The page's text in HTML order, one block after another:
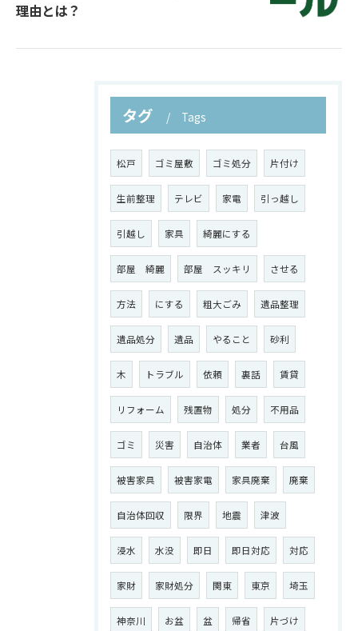
理由とは？
タグ Tags
松戸 ゴミ屋敷 ゴミ処分 片付け
生前整理 テレビ 家電 引っ越し
引越し 家具 綺麗にする
部屋 綺麗 部屋 スッキリ させる
方法 にする 粗大ごみ 遺品整理
遺品処分 遺品 やること 砂利
木 トラブル 依頼 裏話 賃貸
リフォーム 残置物 処分 不用品
ゴミ 災害 自治体 業者 台風
被害家具 被害家電 家具廃棄 廃棄
自治体回収 限界 地震 津波
浸水 水没 即日 即日対応 対応
家財 家財処分 関東 東京 埼玉
神奈川 お盆 盆 帰省 片づけ